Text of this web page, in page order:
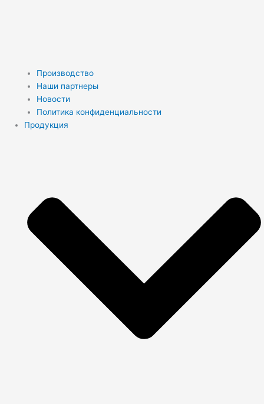
Производство
Наши партнеры
Новости
Политика конфиденциальности
Продукция